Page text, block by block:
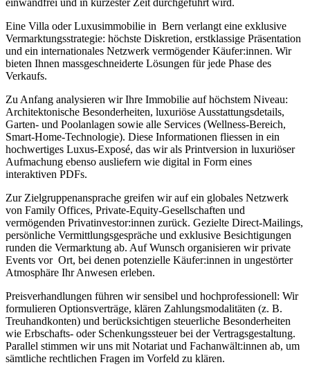
Eine Villa oder Luxusimmobilie in Bern verlangt eine exklusive
Vermarktungsstrategie: höchste Diskretion, erstklassige Präsentation
und ein internationales Netzwerk vermögender Käufer:innen. Wir
bieten Ihnen massgeschneiderte Lösungen für jede Phase des
Verkaufs.
Zu Anfang analysieren wir Ihre Immobilie auf höchstem Niveau:
Architektonische Besonderheiten, luxuriöse Ausstattungsdetails,
Garten- und Poolanlagen sowie alle Services (Wellness-Bereich,
Smart-Home-Technologie). Diese Informationen fliessen in ein
hochwertiges Luxus-Exposé, das wir als Printversion in luxuriöser
Aufmachung ebenso ausliefern wie digital in Form eines
interaktiven PDFs.
Zur Zielgruppenansprache greifen wir auf ein globales Netzwerk
von Family Offices, Private-Equity-Gesellschaften und
vermögenden Privatinvestor:innen zurück. Gezielte Direct-Mailings,
persönliche Vermittlungsgespräche und exklusive Besichtigungen
runden die Vermarktung ab. Auf Wunsch organisieren wir private
Events vor Ort, bei denen potenzielle Käufer:innen in ungestörter
Atmosphäre Ihr Anwesen erleben.
Preisverhandlungen führen wir sensibel und hochprofessionell: Wir
formulieren Optionsverträge, klären Zahlungsmodalitäten (z. B.
Treuhandkonten) und berücksichtigen steuerliche Besonderheiten
wie Erbschafts- oder Schenkungssteuer bei der Vertragsgestaltung.
Parallel stimmen wir uns mit Notariat und Fachanwält:innen ab, um
sämtliche rechtlichen Fragen im Vorfeld zu klären.